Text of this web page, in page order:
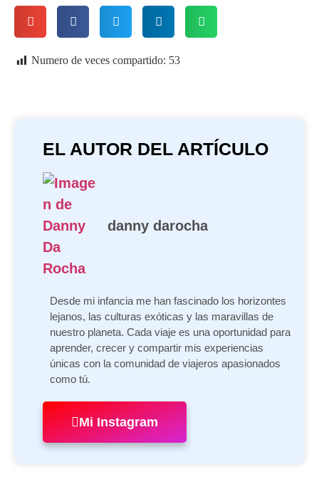
Numero de veces compartido: 53
EL AUTOR DEL ARTÍCULO
danny darocha
Desde mi infancia me han fascinado los horizontes
lejanos, las culturas exóticas y las maravillas de
nuestro planeta. Cada viaje es una oportunidad para
aprender, crecer y compartir mis experiencias
únicas con la comunidad de viajeros apasionados
como tú.
Mi Instagram